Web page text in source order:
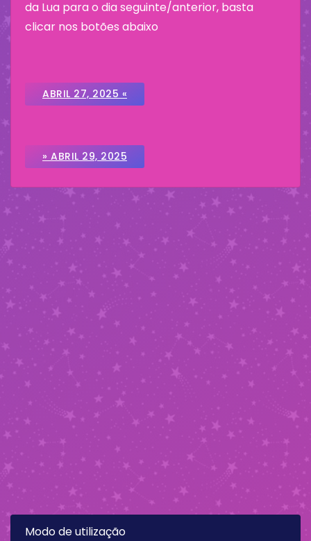
da Lua para o dia seguinte/anterior, basta
clicar nos botões abaixo
ABRIL 27, 2025 «
» ABRIL 29, 2025
Modo de utilização